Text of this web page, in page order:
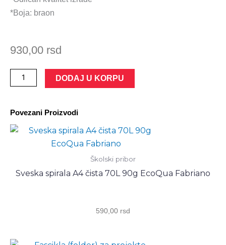
*Boja: braon
930,00 rsd
SVESKA
SPIRALA
TP
LINIJA
количина
DODAJ U KORPU
Povezani Proizvodi
Školski pribor
Sveska spirala A4 čista 70L 90g EcoQua Fabriano
590,00 rsd